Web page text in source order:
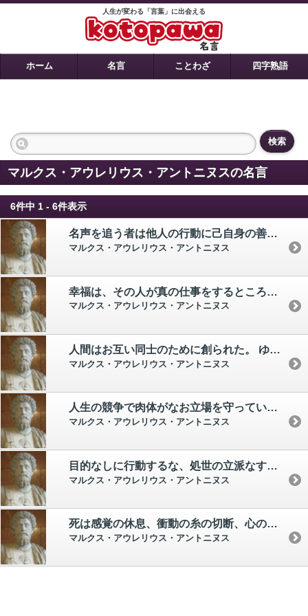
人生が変わる「言葉」に出会える
ホーム 名言 ことわざ 四字熟語
検索
マルクス・アウレリウス・アントニヌスの名言
6件中 1 - 6件表示
名声を追う者は他人の行動に己自身の善をおく。 快楽を追う者は己の官能に善をおく。 しかし、賢者は己の行いに善をおく。
マルクス・アウレリウス・アントニヌス
幸福は、その人が真の仕事をするところに存在する。
マルクス・アウレリウス・アントニヌス
人間はお互い同士のために創られた。 ゆえに彼らを教えるか、さもなくば耐え忍べ。
マルクス・アウレリウス・アントニヌス
人生の競争で肉体がなお立場を守っているのに、魂が気絶するのは魂の恥辱である。
マルクス・アウレリウス・アントニヌス
目的なしに行動するな、処世の立派なすばらしい原則が命ずるよりほかの行為をするな。
マルクス・アウレリウス・アントニヌス
死は感覚の休息、衝動の糸の切断、心の満足、または非常召集の休止、肉への奉仕の解放にすぎない。
マルクス・アウレリウス・アントニヌス